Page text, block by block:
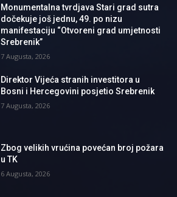
Monumentalna tvrdjava Stari grad sutra
dočekuje još jednu, 49. po nizu
manifestaciju “Otvoreni grad umjetnosti
Srebrenik”
7 Augusta, 2026
Direktor Vijeća stranih investitora u
Bosni i Hercegovini posjetio Srebrenik
7 Augusta, 2026
Zbog velikih vrućina povećan broj požara
u TK
6 Augusta, 2026